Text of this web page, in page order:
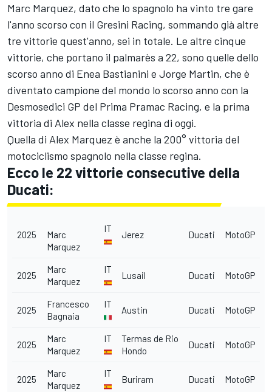
Marc Marquez, dato che lo spagnolo ha vinto tre gare
l'anno scorso con il Gresini Racing, sommando già altre
tre vittorie quest'anno, sei in totale. Le altre cinque
vittorie, che portano il palmarès a 22, sono quelle dello
scorso anno di Enea Bastianini e Jorge Martin, che è
diventato campione del mondo lo scorso anno con la
Desmosedici GP del Prima Pramac Racing, e la prima
vittoria di Alex nella classe regina di oggi.
Quella di Alex Marquez è anche la 200° vittoria del
motociclismo spagnolo nella classe regina.
Ecco le 22 vittorie consecutive della
Ducati:
2025
Marc
Marquez
IT
Jerez Ducati MotoGP
2025
Marc
Marquez
IT
Lusail Ducati MotoGP
2025
Francesco
Bagnaia
IT
Austin Ducati MotoGP
2025
Marc
Marquez
IT
Termas de Rio
Hondo
Ducati MotoGP
2025
Marc
Marquez
IT
Buriram Ducati MotoGP